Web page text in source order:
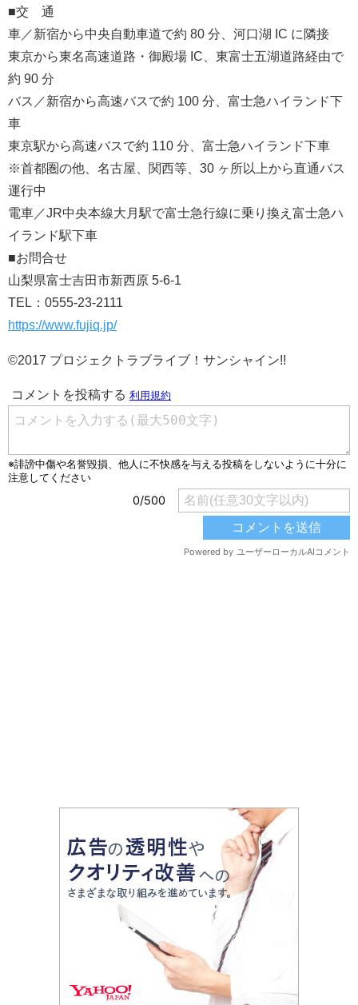
■交 通
車／新宿から中央自動車道で約 80 分、河口湖 IC に隣接
東京から東名高速道路・御殿場 IC、東富士五湖道路経由で
約 90 分
バス／新宿から高速バスで約 100 分、富士急ハイランド下
車
東京駅から高速バスで約 110 分、富士急ハイランド下車
※首都圏の他、名古屋、関西等、30 ヶ所以上から直通バス
運行中
電車／JR中央本線大月駅で富士急行線に乗り換え富士急ハ
イランド駅下車
■お問合せ
山梨県富士吉田市新西原 5-6-1
TEL：0555-23-2111
https://www.fujiq.jp/
©2017 プロジェクトラブライブ！サンシャイン!!